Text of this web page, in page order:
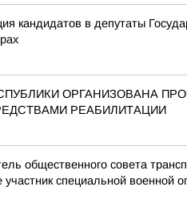
кандидатов в депутаты
ОРГАНИЗОВАНА
РЕАБИЛИТАЦИИ
общественного совета
участник специальной военной